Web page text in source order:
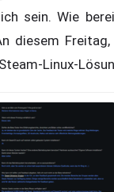
sein. Wie
diesem
Linux-